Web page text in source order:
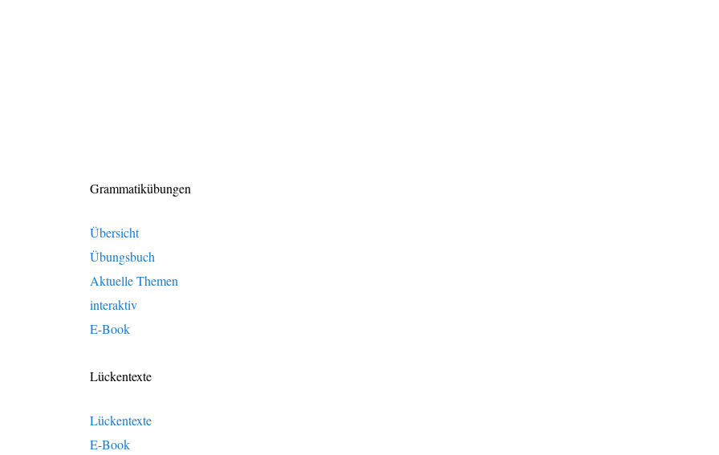
Grammatikübungen
Übersicht
Übungsbuch
Aktuelle Themen
interaktiv
E-Book
Lückentexte
Lückentexte
E-Book